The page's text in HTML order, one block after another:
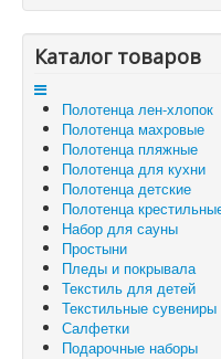
Отзывы и предложения
Контакты
Корзина
Отложенные товары
Вы здесь: Главная
Набор махровых
(140*70+50*100)
Каталог товаров
Полотенца лен-хлопок
Полотенца махровые
Полотенца пляжные
Полотенца для кухни
Полотенца детские
Полотенца
Набор для сауны
Простыни
Пледы и покрывала
Текстиль для детей
Текстильные сувениры
Салфетки
Подарочные наборы